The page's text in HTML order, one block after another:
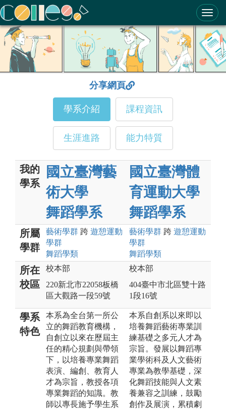
ColleGo! 大學選才與高中育才輔助系統
分享網頁
學系介紹 課程資訊
生涯進路 能力特質
我的
學系
國立臺灣藝
術大學
舞蹈學系
國立臺灣體
育運動大學
舞蹈學系
所屬
學群
藝術學群 跨 遊憩運動
學群
舞蹈學類
藝術學群 跨 遊憩運動
學群
舞蹈學類
所在
校區
校本部
220新北市22058板橋
區大觀路一段59號
校本部
404臺中市北區雙十路
1段16號
學系
特色
本系為全台第一所公
立的舞蹈教育機構，
自創立以來在歷屆主
任的精心規劃與帶領
下，以培養專業舞蹈
表演、編創、教育人
才為宗旨，教授各項
專業舞蹈的知識。教
師以專長施予學生系
本系自創系以來即以
培養舞蹈藝術專業訓
練基礎之多元人才為
宗旨。發展以舞蹈專
業學術科及人文藝術
專業為教學基礎，深
化舞蹈技能與人文素
養兼容之訓練，鼓勵
創作及展演，累積劇